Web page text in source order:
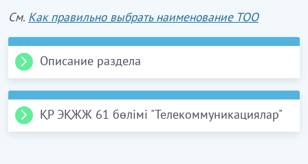
См. Как правильно выбрать наименование ТОО
Описание раздела
Данный раздел включает деятельность по
предоставлению телекоммуникационных и
других сопутствующих услуг, таких как прием и
ҚР ЭҚЖЖ 61 бөлімі "Телекоммуникациялар"